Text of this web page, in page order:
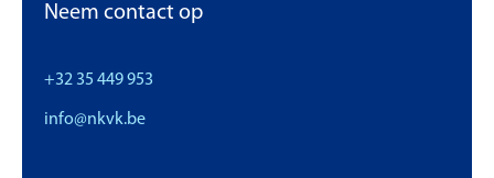
Neem contact op
+32 35 449 953
info@nkvk.be